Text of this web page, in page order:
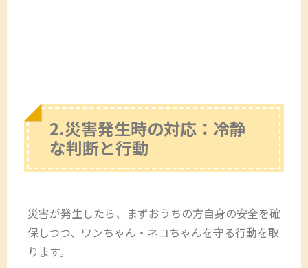
2.災害発生時の対応：冷静
な判断と行動
災害が発生したら、まずおうちの方自身の安全を確
保しつつ、ワンちゃん・ネコちゃんを守る行動を取
ります。